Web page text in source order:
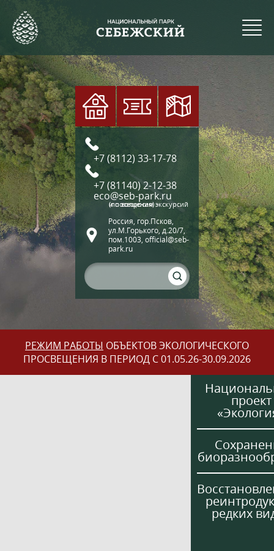
+7 (8112) 33-17-78
+7 (81140) 2-12-38
eco@seb-park.ru
(по вопросам экскурсий и посещения)
Россия, гор.Псков,
ул.М.Горького, д.20/7,
пом.1003, official@seb-
park.ru
РЕЖИМ РАБОТЫ ОБЪЕКТОВ ЭКОЛОГИЧЕСКОГО
ПРОСВЕЩЕНИЯ В ПЕРИОД С 01.05.26-30.09.2026
проект
редких